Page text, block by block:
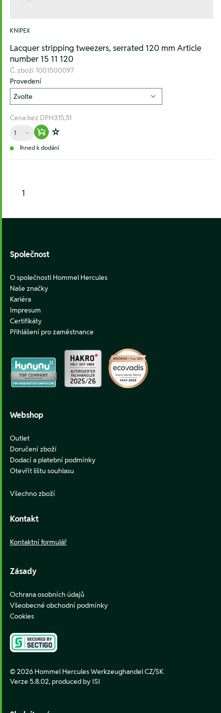
KNIPEX
Lacquer stripping tweezers, serrated 120 mm Article
number 15 11 120
Č. zboží 1001500097
Provedení
Cena bez DPH315,51
Množství
Warenkorb hinzufügen
Zur Wunschliste hinzufügen
Ihned k dodání
1
Společnost
O společnosti Hommel Hercules
Naše značky
Kariéra
Impresum
Certifikáty
Přihlášení pro zaměstnance
Webshop
Outlet
Doručení zboží
Dodací a platební podmínky
Otevřít lištu souhlasu
Všechno zboží
Kontakt
Kontaktní formulář
Zásady
Ochrana osobních údajů
Všeobecné obchodní podmínky
Cookies
© 2026 Hommel Hercules Werkzeughandel CZ/SK
Verze 5.8.02, produced by ISI